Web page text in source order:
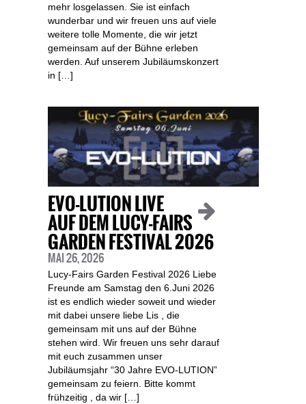
mehr losgelassen. Sie ist einfach
wunderbar und wir freuen uns auf viele
weitere tolle Momente, die wir jetzt
gemeinsam auf der Bühne erleben
werden. Auf unserem Jubiläumskonzert
in […]
EVO-LUTION LIVE
AUF DEM LUCY-FAIRS
GARDEN FESTIVAL 2026
MAI 26, 2026
Lucy-Fairs Garden Festival 2026 Liebe
Freunde am Samstag den 6.Juni 2026
ist es endlich wieder soweit und wieder
mit dabei unsere liebe Lis , die
gemeinsam mit uns auf der Bühne
stehen wird. Wir freuen uns sehr darauf
mit euch zusammen unser
Jubiläumsjahr “30 Jahre EVO-LUTION”
gemeinsam zu feiern. Bitte kommt
frühzeitig , da wir […]